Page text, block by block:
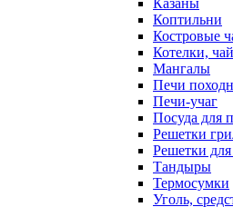
Казаны
Коптильни
Костровые
Котелки,
Мангалы
Печи
Печи-учаг
Посуда для
Решетки
Решетки
Тандыры
Термосумки
Уголь,